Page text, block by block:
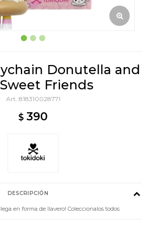
Donutella and
Friends
818310028771
$ 390
DESCRIPCIÓN
en forma de llavero! Coleccionalos todos